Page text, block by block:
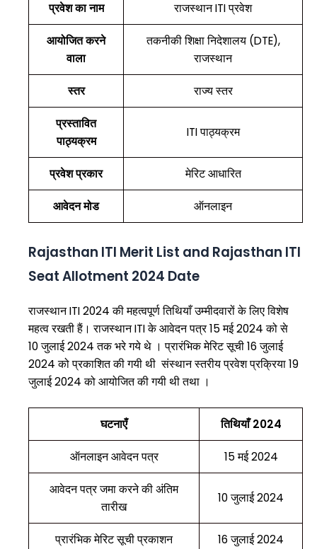
प्रवेश का नाम राजस्थान ITI प्रवेश
आयोजित करने
वाला
तकनीकी शिक्षा निदेशालय (DTE),
राजस्थान
स्तर राज्य स्तर
प्रस्तावित
पाठ्यक्रम
ITI पाठ्यक्रम
प्रवेश प्रकार मेरिट आधारित
आवेदन मोड ऑनलाइन
Rajasthan ITI Merit List and Rajasthan ITI
Seat Allotment 2024 Date
राजस्थान ITI 2024 की महत्वपूर्ण तिथियाँ उम्मीदवारों के लिए विशेष
महत्व रखती हैं। राजस्थान ITI के आवेदन पत्र 15 मई 2024 को से
10 जुलाई 2024 तक भरे गये थे । प्रारंभिक मेरिट सूची 16 जुलाई
2024 को प्रकाशित की गयी थी संस्थान स्तरीय प्रवेश प्रक्रिया 19
जुलाई 2024 को आयोजित की गयी थी तथा ।
घटनाएँ तिथियाँ 2024
ऑनलाइन आवेदन पत्र 15 मई 2024
आवेदन पत्र जमा करने की अंतिम
तारीख
10 जुलाई 2024
प्रारंभिक मेरिट सूची प्रकाशन 16 जुलाई 2024